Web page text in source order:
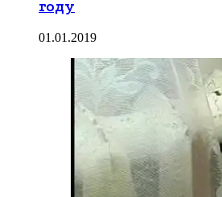
году
01.01.2019